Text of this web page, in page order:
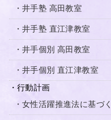
・井手塾 高田教室
・井手塾 直江津教室
・井手個別 高田教室
・井手個別 直江津教室
・行動計画
・女性活躍推進法に基づ